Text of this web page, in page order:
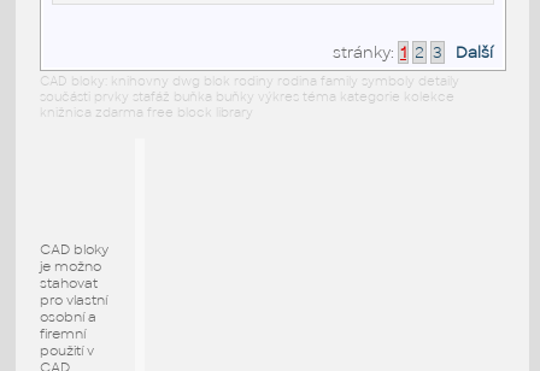
stránky: 1 2 3 Další
CAD bloky: knihovny dwg blok rodiny rodina family symboly detaily
součásti prvky stafáž buňka buňky výkres téma kategorie kolekce
knižnica zdarma free block library
CAD bloky
je možno
stahovat
pro vlastní
osobní a
firemní
použití v